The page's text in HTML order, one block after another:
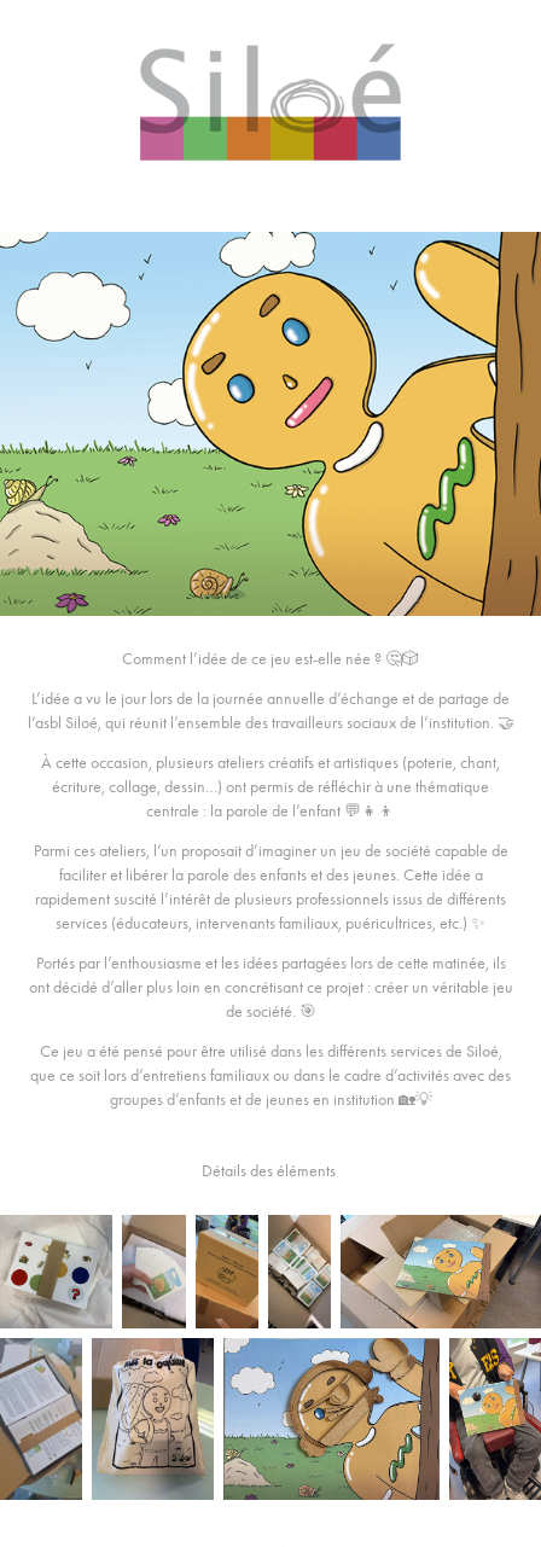
Comment l’idée de ce jeu est-elle née ? 🤔🎲
L’idée a vu le jour lors de la journée annuelle d’échange et de partage de
l’asbl Siloé, qui réunit l’ensemble des travailleurs sociaux de l’institution. 🤝
À cette occasion, plusieurs ateliers créatifs et artistiques (poterie, chant,
écriture, collage, dessin…) ont permis de réfléchir à une thématique
centrale : la parole de l’enfant 💬👧👦
Parmi ces ateliers, l’un proposait d’imaginer un jeu de société capable de
faciliter et libérer la parole des enfants et des jeunes. Cette idée a
rapidement suscité l’intérêt de plusieurs professionnels issus de différents
services (éducateurs, intervenants familiaux, puéricultrices, etc.) ✨
Portés par l’enthousiasme et les idées partagées lors de cette matinée, ils
ont décidé d’aller plus loin en concrétisant ce projet : créer un véritable jeu
de société. 🎯
Ce jeu a été pensé pour être utilisé dans les différents services de Siloé,
que ce soit lors d’entretiens familiaux ou dans le cadre d’activités avec des
groupes d’enfants et de jeunes en institution 🏡💡
Détails des éléments